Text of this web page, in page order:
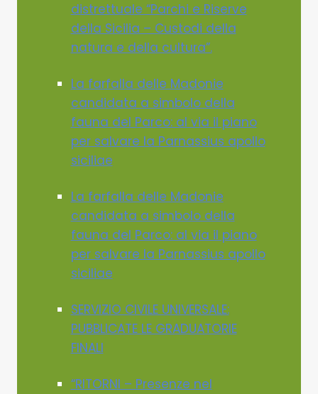
distrettuale “Parchi e Riserve
della Sicilia – Custodi della
natura e della cultura”.
La farfalla delle Madonie
candidata a simbolo della
fauna del Parco: al via il piano
per salvare la Parnassius apollo
siciliae
La farfalla delle Madonie
candidata a simbolo della
fauna del Parco: al via il piano
per salvare la Parnassius apollo
siciliae
SERVIZIO CIVILE UNIVERSALE:
PUBBLICATE LE GRADUATORIE
FINALI
“RITORNI – Presenze nel